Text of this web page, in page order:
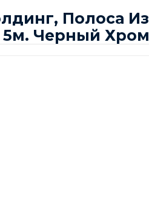
Полоса Из
Черный Хром